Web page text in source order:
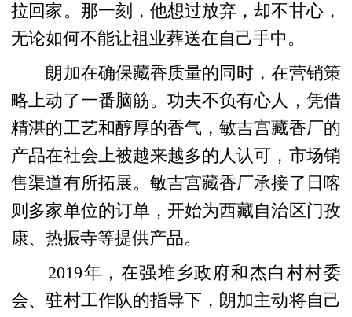
拉回家。那一刻，他想过放弃，却不甘心，
无论如何不能让祖业葬送在自己手中。
朗加在确保藏香质量的同时，在营销策
略上动了一番脑筋。功夫不负有心人，凭借
精湛的工艺和醇厚的香气，敏吉宫藏香厂的
产品在社会上被越来越多的人认可，市场销
售渠道有所拓展。敏吉宫藏香厂承接了日喀
则多家单位的订单，开始为西藏自治区门孜
康、热振寺等提供产品。
2019年，在强堆乡政府和杰白村村委
会、驻村工作队的指导下，朗加主动将自己